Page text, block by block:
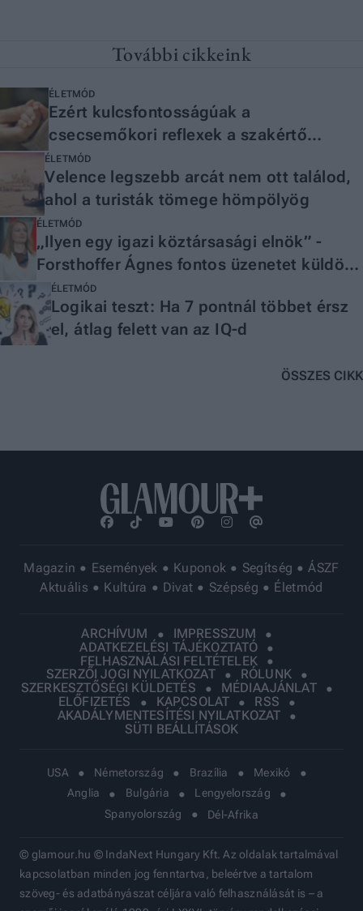
További cikkeink
ÉLETMÓD
Ezért kulcsfontosságúak a
csecsemőkori reflexek a szakértő
szerint
ÉLETMÓD
Velence legszebb arcát nem ott találod,
ahol a turisták tömege hömpölyög
ÉLETMÓD
„Ilyen egy igazi köztársasági elnök” -
Forsthoffer Ágnes fontos üzenetet küldött
a magyaroknak
ÉLETMÓD
Logikai teszt: Ha 7 pontnál többet érsz
el, átlag felett van az IQ-d
ÖSSZES CIKK
Magazin Események Kuponok Segítség
ÁSZF
Aktuális
Kultúra Divat Szépség Életmód
ARCHÍVUM
IMPRESSZUM
ADATKEZELÉSI TÁJÉKOZTATÓ
FELHASZNÁLÁSI FELTÉTELEK
SZERZŐI JOGI NYILATKOZAT
RÓLUNK
SZERKESZTŐSÉGI KÜLDETÉS
MÉDIAAJÁNLAT
ELŐFIZETÉS
KAPCSOLAT
RSS
AKADÁLYMENTESÍTÉSI NYILATKOZAT
SÜTI BEÁLLÍTÁSOK
USA Németország Brazília
Mexikó
Anglia
Bulgária
Lengyelország
Spanyolország
Dél-Afrika
© glamour.hu © IndaNext Hungary Kft. Az oldalak tartalmával
kapcsolatban minden jog fenntartva, beleértve a tartalom
szöveg- és adatbányászat céljára való felhasználását is – a